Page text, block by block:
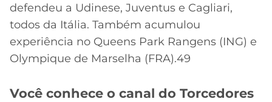
defendeu a Udinese, Juventus e Cagliari,
todos da Itália. Também acumulou
experiência no Queens Park Rangens (ING) e
Olympique de Marselha (FRA).49
Você conhece o canal do Torcedores